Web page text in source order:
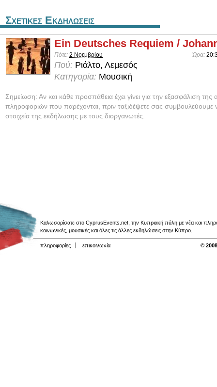
Σχετικες Εκδηλωσεις
Ein Deutsches Requiem /
Πότε: 2 Νοεμβρίου Ώρα:
Πού: Ριάλτο, Λεμεσός
Κατηγορία: Μουσική
Σημείωση: Αν και κάθε προσπάθεια έχει γίνει για την εξασφάλιση της
πληροφοριών που παρέχονται, πριν ταξιδέψετε σας συμβουλεύουμε
στοιχεία της εκδήλωσης με τους διοργανωτές.
Καλωσορίσατε στο CyprusEvents.net, την Κυπριακή πύλη με νέα και
κοινωνικές, μουσικές και όλες τις άλλες εκδηλώσεις στην Κύπρο.
πληροφορίες επικοινωνία ©